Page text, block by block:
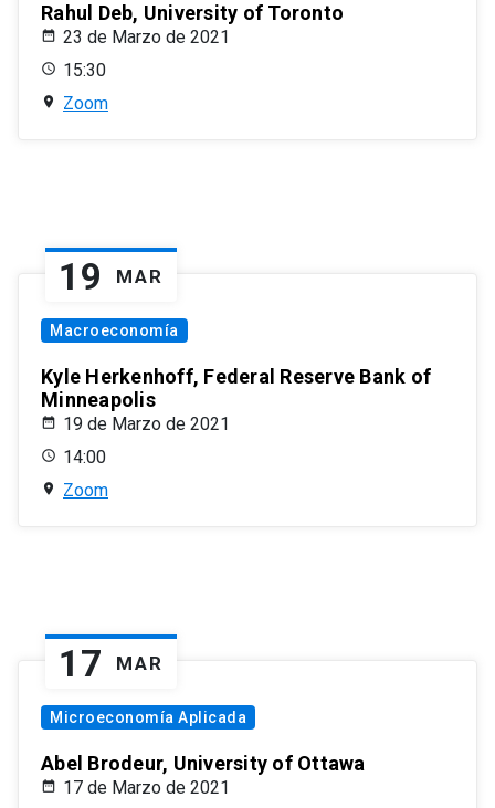
Rahul Deb, University of Toronto
23 de Marzo de 2021
15:30
Zoom
19 MAR
Macroeconomía
Kyle Herkenhoff, Federal Reserve Bank of
Minneapolis
19 de Marzo de 2021
14:00
Zoom
17 MAR
Microeconomía Aplicada
Abel Brodeur, University of Ottawa
17 de Marzo de 2021